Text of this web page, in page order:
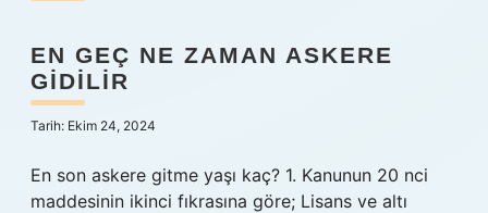
EN GEÇ NE ZAMAN ASKERE
GIDILIR
Tarih: Ekim 24, 2024
En son askere gitme yaşı kaç? 1. Kanunun 20 nci
maddesinin ikinci fıkrasına göre; Lisans ve altı